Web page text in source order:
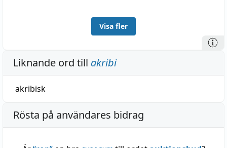
Visa fler
Liknande ord till akribi
akribisk
Rösta på användares bidrag